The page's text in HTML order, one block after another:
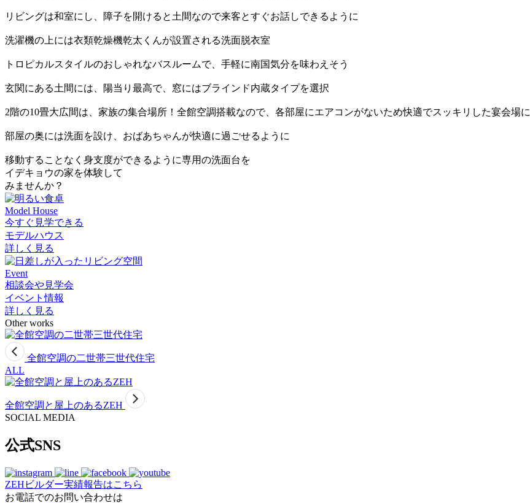
リビングは和室にし、障子を開けると土間なので来客とすぐお話しできるように
洗濯機の上には衣類乾燥機乾太くんが設置される洗面脱衣室
トロピカルスタイルのおしゃれなバスルームで、手軽に南国気分を味わえそう
玄関にある土間には、陽当り最高で、窓にはブラインド内蔵タイプを選択
2階の10畳大広間は、家族の集合場所！全館空調搭載なので、各部屋にエアコンがないため快適でスッキリした宴会場に
部屋の奥には洗面を設け、おばあちゃんが快適に過ごせるように
移動することなく身支度ができるように専用の洗面台を
イデキョウの家を体験して
みませんか？
Model House
今すぐ見学できる
モデルハウス
詳しく見る
Event
相談会や見学会
イベント情報
詳しく見る
Other works
全館空調の二世帯三世代住宅
ALL
全館空調と屋上のあるZEH
SOCIAL MEDIA
公式SNS
ZEHビルダー実績報告はこちら
お電話でのお問い合わせは